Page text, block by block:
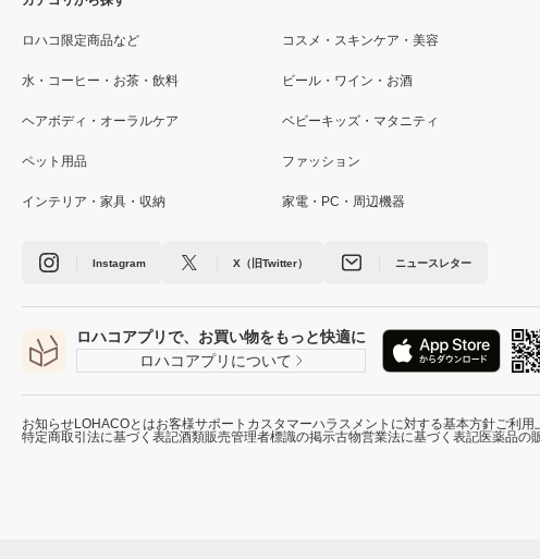
ロハコ限定商品など コスメ・スキンケア・美容
水・コーヒー・お茶・飲料 ビール・ワイン・お酒
ヘアボディ・オーラルケア ベビーキッズ・マタニティ
ペット用品 ファッション
インテリア・家具・収納 家電・PC・周辺機器
Instagram X（旧Twitter） ニュースレター
ロハコアプリで、お買い物をもっと快適に
ロハコアプリについて
お知らせLOHACOとはお客様サポート カスタマーハラスメントに対する基本方針ご利用
特定商取引法に基づく表記酒類販売管理者標識の掲示古物営業法に基づく表記医薬品の